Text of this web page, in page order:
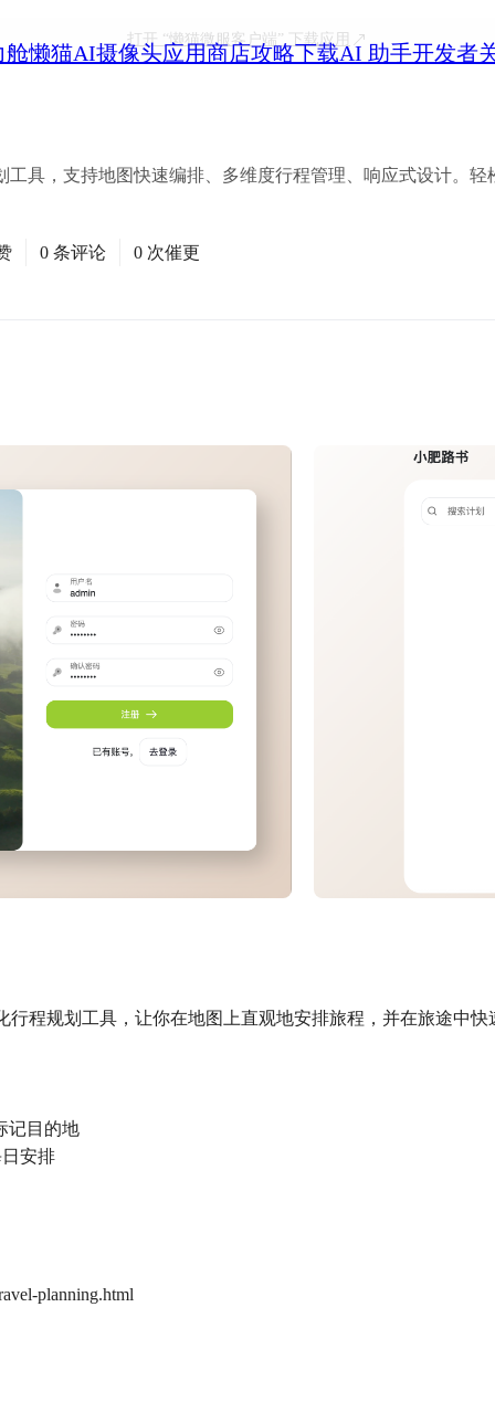
舱懒猫AI摄像头应用商店攻略下载AI 助手开发者
打开 “懒猫微服客户端”下载应用
工具，支持地图快速编排、多维度行程管理、响应式设计。轻
0 条评论 0 次催更
程规划工具，让你在地图上直观地安排旅程，并在旅途中快
记目的地
安排
planning.html